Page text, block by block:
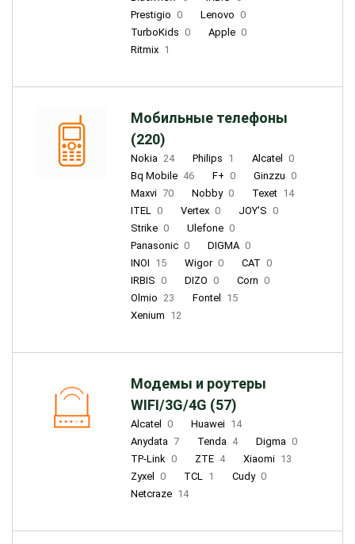
Prestigio 0 Lenovo 0
TurboKids 0 Apple 0
Ritmix 1
Мобильные телефоны
(220)
Nokia 24 Philips 1 Alcatel
0
Bq Mobile 46 F+ 0 Ginzzu 0
Maxvi 70 Nobby 0 Texet 14
ITEL 0 Vertex 0 JOY'S 0
Strike 0 Ulefone 0
Panasonic 0 DIGMA 0
INOI 15 Wigor 0 CAT 0
IRBIS 0 DIZO 0 Corn 0
Olmio 23 Fontel
15
Xenium 12
Модемы и роутеры
WIFI/3G/4G (57)
Alcatel 0 Huawei 14
Anydata 7 Tenda 4 Digma 0
TP-Link 0 ZTE 4 Xiaomi 13
Zyxel
0 TCL 1 Cudy 0
Netcraze 14